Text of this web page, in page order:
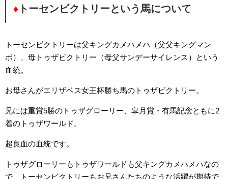
♦ トーセンビクトリーという馬について
トーセンビクトリーは父キングカメハメハ（父父キングマン
ボ）、母トゥザビクトリー（母父サンデーサイレンス）という
血統。
お母さんがエリザベス女王杯勝ち馬のトゥザビクトリー。
兄には重賞5勝のトゥザグローリー、皐月賞・有馬記念ともに2
着のトゥザワールド。
超良血の血統です。
トゥザグローリーもトゥザワールドも父キングカメハメハなの
で、トーセンビクトリーもお兄さんたちのような活躍が期待で